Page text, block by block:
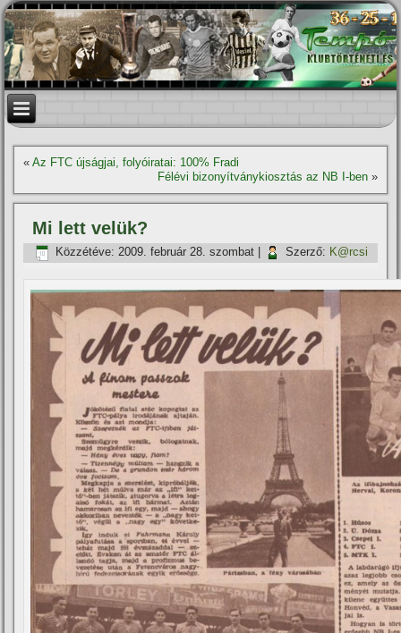
«Az FTC újságjai, folyóiratai: 100% Fradi
Félévi bizonyí­tványkiosztás az NB I-ben»
Mi lett velük?
Közzétéve: 2009. február 28. szombat Szerző: K@rcsi